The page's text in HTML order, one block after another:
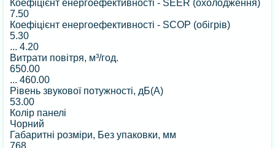
Коефіцієнт енергоефективності - SEER (охолодження)
7.50
Коефіцієнт енергоефективності - SCOP (обігрів)
5.30
...4.20
Витрати повітря, м³/год.
650.00
...460.00
Рівень звукової потужності, дБ(А)
53.00
Колір панелі
Чорний
Габаритні розміри, Без упаковки, мм